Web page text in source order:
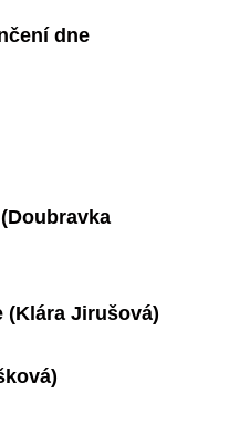
dne
(Klára Jirušová)